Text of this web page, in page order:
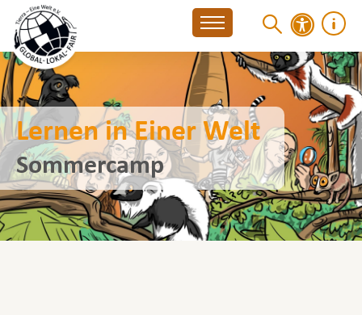
Lernen in Einer Welt
Sommercamp